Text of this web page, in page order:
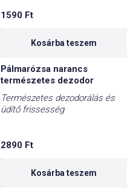
1590 Ft
Kosárba teszem
Pálmarózsa narancs
természetes dezodor
Természetes dezodorálás és
üdítő frissesség
2890 Ft
Kosárba teszem